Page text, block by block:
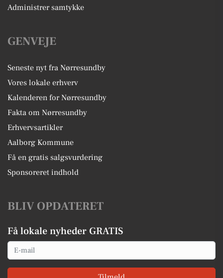
Administrer samtykke
GENVEJE
Seneste nyt fra Nørresundby
Vores lokale erhverv
Kalenderen for Nørresundby
Fakta om Nørresundby
Erhvervsartikler
Aalborg Kommune
Få en gratis salgsvurdering
Sponsoreret indhold
BLIV OPDATERET
Få lokale nyheder GRATIS
Email